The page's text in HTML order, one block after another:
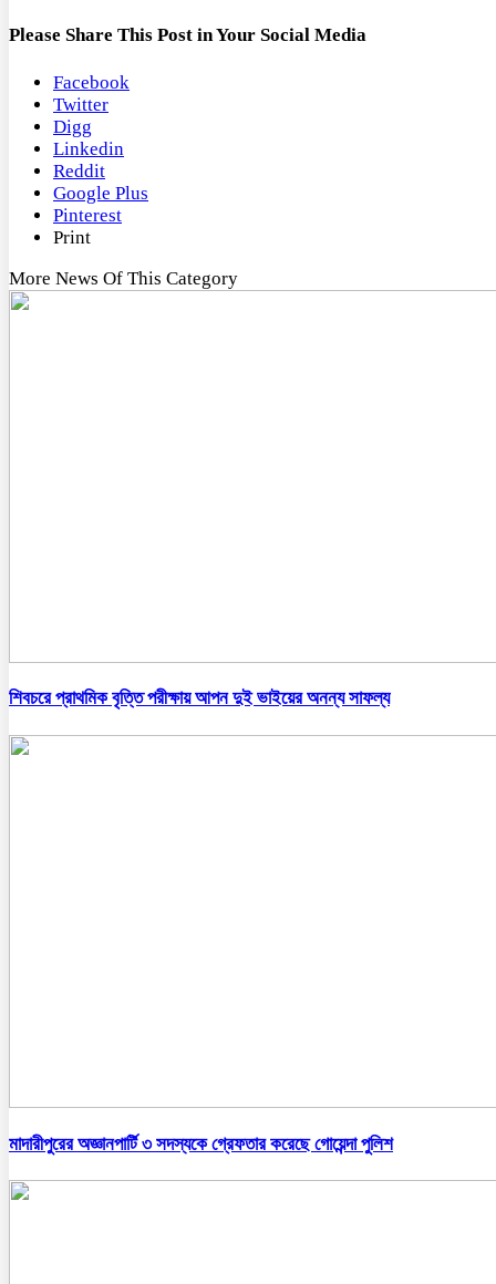
Please Share This Post in Your Social Media
Facebook
Twitter
Digg
Linkedin
Reddit
Google Plus
Pinterest
Print
More News Of This Category
শিবচরে প্রাথমিক বৃত্তি পরীক্ষায় আপন দুই ভাইয়ের অনন্য সাফল্য
মাদারীপুরের অজ্ঞানপার্টি ৩ সদস্যকে গ্রেফতার করেছে গোয়েন্দা পুলিশ